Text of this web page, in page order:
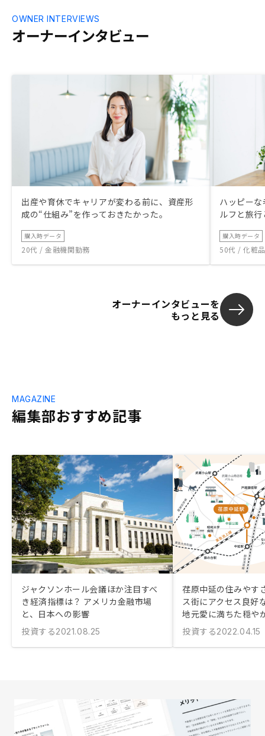
オーナーインタビュー
OWNER INTERVIEWS
出産や育休でキャリアが変わる前に、資産形
成の“仕組み”を作っておきたかった。
購入時データ
20代 / 金融機関勤務
ハッピー
ルフと旅
購入時データ
50代 / 化粧
オーナーインタビューを
もっと見る
編集部おすすめ記事
MAGAZINE
ジャクソンホール会議ほか注目すべ
き経済指標は？ アメリカ金融市場
と、日本への影響
投資する2021.08.25
荏原中延の住みやす
ス街にアクセス良好
地元愛に満ちた穏や
投資する2022.04.15